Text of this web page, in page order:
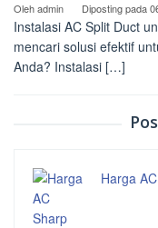
Olehadmin Diposting pada
Instalasi AC Split Duct
mencari solusi efektif
Anda? Instalasi […]
Harga